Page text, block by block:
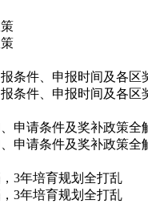
条件、申报时间及各区
条件、申报时间及各区
申请条件及奖补政策全
申请条件及奖补政策全
3年培育规划全打乱
3年培育规划全打乱